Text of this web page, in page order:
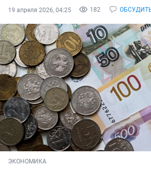
182
19 апреля 2026, 04:25
ЭКОНОМИКА